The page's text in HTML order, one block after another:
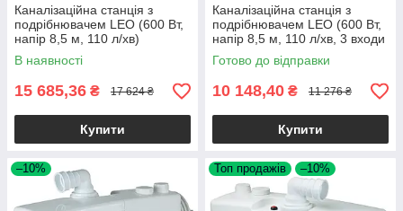
Каналізаційна станція з
подрібнювачем LEO (600 Вт,
напір 8,5 м, 110 л/хв)
"сололіфт" з ножем для
туалету, душу та кухні
В наявності
15 685,36 ₴ 17 624 ₴
Купити
Каналізаційна станція з
подрібнювачем LEO (600 Вт,
напір 8,5 м, 110 л/хв, 3 входи
+ фронтальний вхід 90 мм)
"сололіфт" з ножем
Готово до відправки
10 148,40 ₴ 11 276 ₴
Купити
–10% Топ продажів –10%